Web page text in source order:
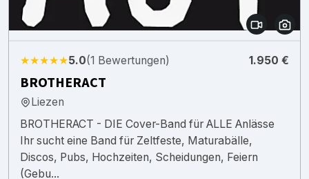
★★★★★5.0(1 Bewertungen) 1.950 €
BROTHERACT
Liezen
BROTHERACT - DIE Cover-Band für ALLE Anlässe
Ihr sucht eine Band für Zeltfeste, Maturabälle,
Discos, Pubs, Hochzeiten, Scheidungen, Feiern
(Gebu...